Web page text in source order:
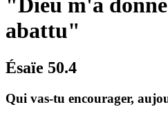
"Dieu m'a
abattu"
Ésaïe 50.4
Qui vas-tu encourager,